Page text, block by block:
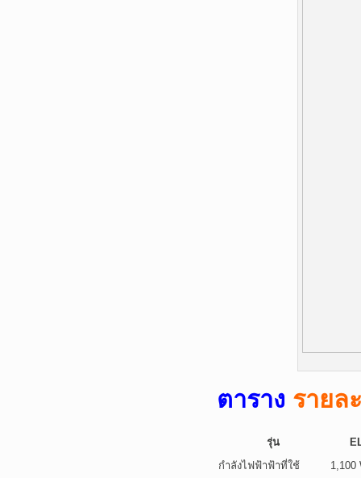
ตาราง รายล
รุ่น
กำลังไฟฟ้าฟ้าที่ใช้
1,100